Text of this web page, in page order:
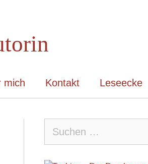
mich Kontakt Leseecke
nach: